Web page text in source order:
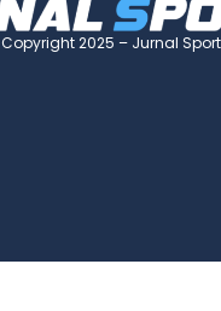
Copyright 2025 – Jurnal